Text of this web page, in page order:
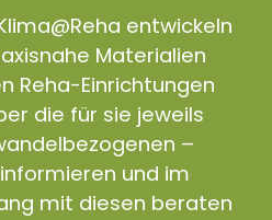
entwickeln
Materialien
Reha-Einrichtungen
die für sie jeweils
–
und im
mit diesen beraten